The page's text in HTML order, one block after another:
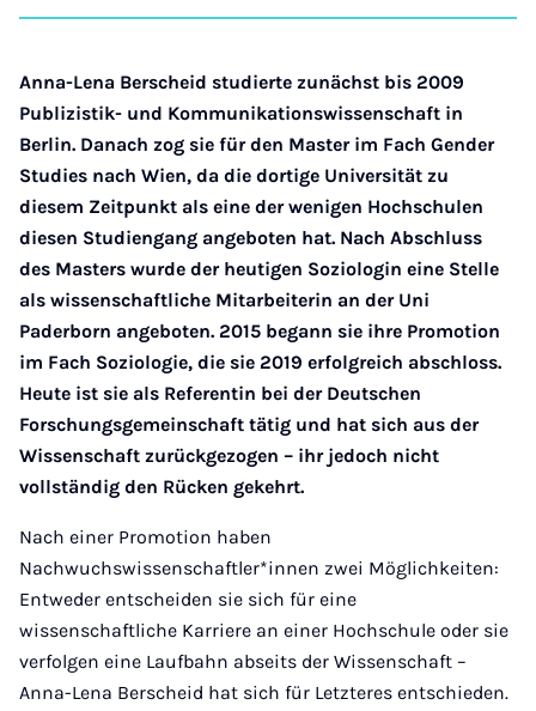
auf auf auf auf über
Mail
Anna-Lena Berscheid studierte zunächst bis 2009
Publizistik- und Kommunikationswissenschaft in
Berlin. Danach zog sie für den Master im Fach Gender
Studies nach Wien, da die dortige Universität zu
diesem Zeitpunkt als eine der wenigen Hochschulen
diesen Studiengang angeboten hat. Nach Abschluss
des Masters wurde der heutigen Soziologin eine Stelle
als wissenschaftliche Mitarbeiterin an der Uni
Paderborn angeboten. 2015 begann sie ihre Promotion
im Fach Soziologie, die sie 2019 erfolgreich abschloss.
Heute ist sie als Referentin bei der Deutschen
Forschungsgemeinschaft tätig und hat sich aus der
Wissenschaft zurückgezogen – ihr jedoch nicht
vollständig den Rücken gekehrt.
Nach einer Promotion haben
Nachwuchswissenschaftler*innen zwei Möglichkeiten:
Entweder entscheiden sie sich für eine
wissenschaftliche Karriere an einer Hochschule oder sie
verfolgen eine Laufbahn abseits der Wissenschaft –
Anna-Lena Berscheid hat sich für Letzteres entschieden.